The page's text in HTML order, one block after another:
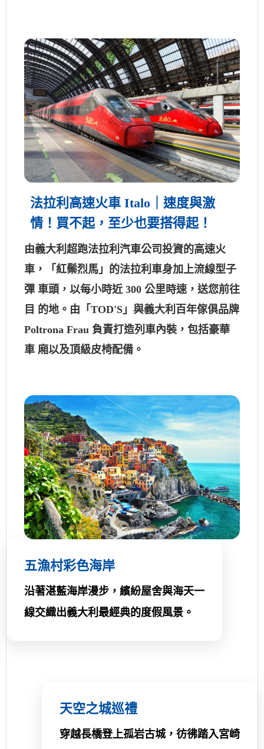
法拉利高速火車 Italo｜速度與激
情！買不起，至少也要搭得起！
由義大利超跑法拉利汽車公司投資的高速火
車，「紅鬃烈馬」的法拉利車身加上流線型子
彈 車頭，以每小時近 300 公里時速，送您前往
目 的地。由「TOD'S」與義大利百年傢俱品牌
Poltrona Frau 負責打造列車內裝，包括豪華
車 廂以及頂級皮椅配備。
五漁村彩色海岸
沿著湛藍海岸漫步，繽紛屋舍與海天一
線交織出義大利最經典的度假風景。
天空之城巡禮
穿越長橋登上孤岩古城，彷彿踏入宮崎